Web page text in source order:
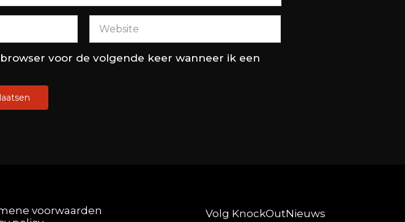
voor de volgende keer wanneer ik een
voorwaarden
Volg KnockOutNieuws